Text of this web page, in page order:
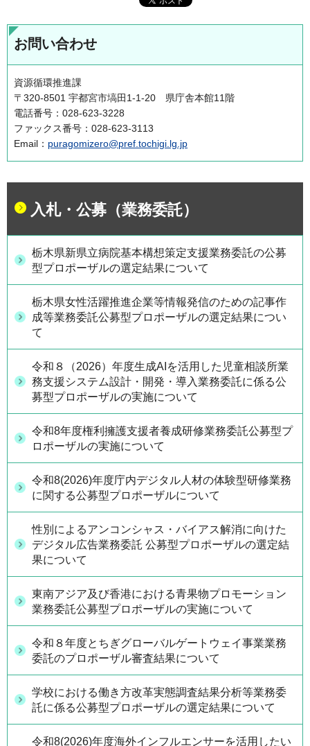
お問い合わせ
資源循環推進課
〒320-8501 宇都宮市塙田1-1-20 県庁舎本館11階
電話番号：028-623-3228
ファックス番号：028-623-3113
Email： puragomizero@pref.tochigi.lg.jp
入札・公募（業務委託）
栃木県新県立病院基本構想策定支援業務委託の公募
型プロポーザルの選定結果について
栃木県女性活躍推進企業等情報発信のための記事作
成等業務委託公募型プロポーザルの選定結果につい
て
令和８（2026）年度生成AIを活用した児童相談所業
務支援システム設計・開発・導入業務委託に係る公
募型プロポーザルの実施について
令和8年度権利擁護支援者養成研修業務委託公募型プ
ロポーザルの実施について
令和8(2026)年度庁内デジタル人材の体験型研修業務
に関する公募型プロポーザルについて
性別によるアンコンシャス・バイアス解消に向けた
デジタル広告業務委託 公募型プロポーザルの選定結
果について
東南アジア及び香港における青果物プロモーション
業務委託公募型プロポーザルの実施について
令和８年度とちぎグローバルゲートウェイ事業業務
委託のプロポーザル審査結果について
学校における働き方改革実態調査結果分析等業務委
託に係る公募型プロポーザルの選定結果について
令和8(2026)年度海外インフルエンサーを活用したい